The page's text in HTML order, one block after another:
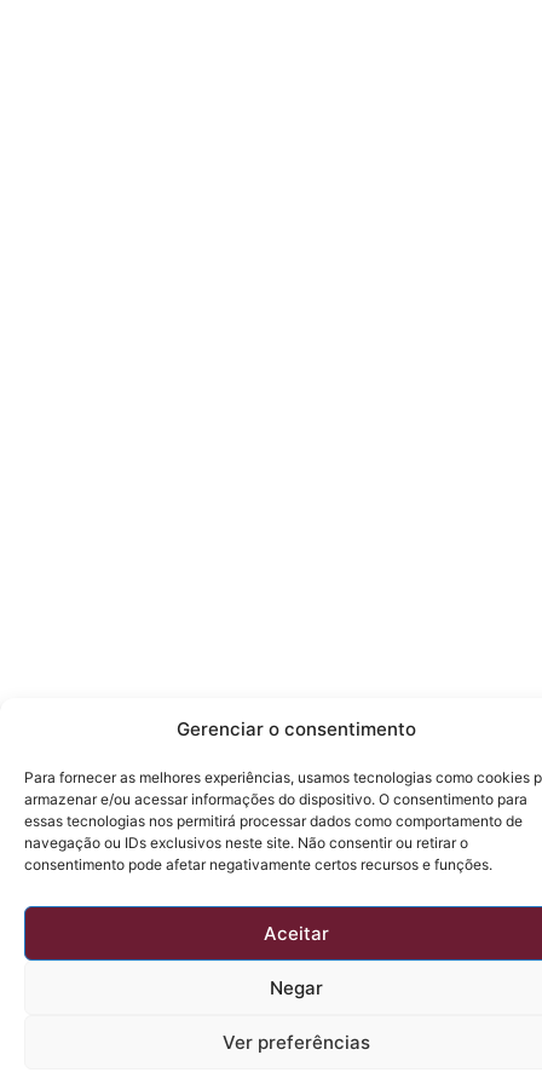
Gerenciar o consentimento
Para fornecer as melhores experiências, usamos tecnologias como cookies
armazenar e/ou acessar informações do dispositivo. O consentimento para
essas tecnologias nos permitirá processar dados como comportamento de
navegação ou IDs exclusivos neste site. Não consentir ou retirar o
consentimento pode afetar negativamente certos recursos e funções.
Aceitar
Negar
Ver preferências